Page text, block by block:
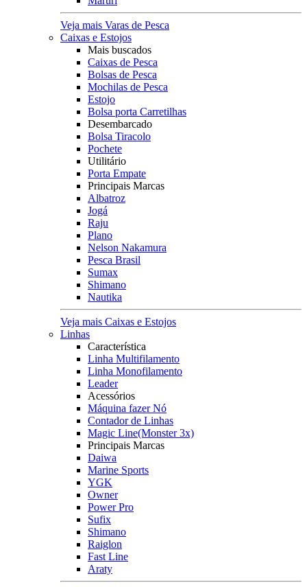
Veja mais Varas de Pesca
Caixas e Estojos
Mais buscados
Caixas de Pesca
Bolsas de Pesca
Mochilas de Pesca
Estojo
Bolsa porta Carretilhas
Desembarcado
Bolsa Tiracolo
Pochete
Utilitário
Porta Empate
Principais Marcas
Albatroz
Jogá
Raju
Plano
Nelson Nakamura
Pesca Brasil
Sumax
Shimano
Nautika
Veja mais Caixas e Estojos
Linhas
Característica
Linha Multifilamento
Linha Monofilamento
Leader
Acessórios
Máquina fazer Nó
Contador de Linhas
Magic Line(Monster 3x)
Principais Marcas
Daiwa
Marine Sports
YGK
Owner
Power Pro
Sufix
Shimano
Raiglon
Fast Line
Araty